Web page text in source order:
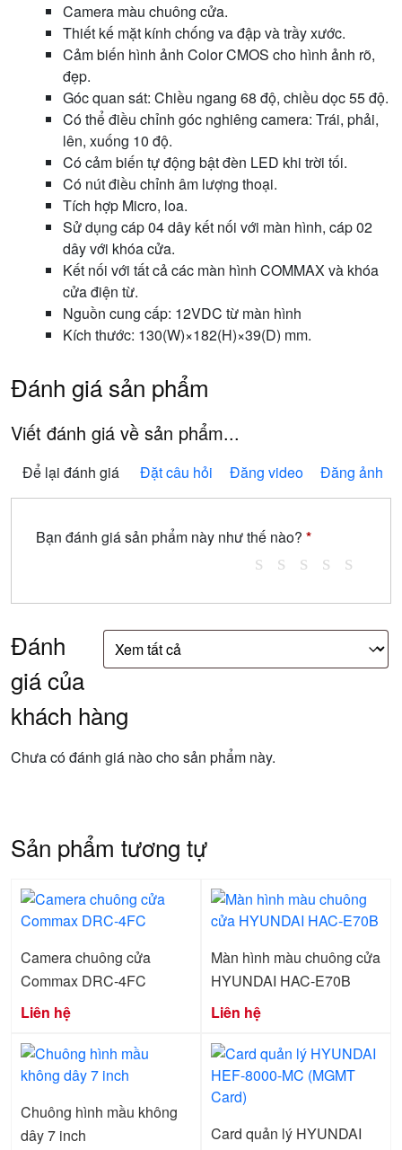
Camera màu chuông cửa.
Thiết kế mặt kính chống va đập và trầy xước.
Cảm biến hình ảnh Color CMOS cho hình ảnh rõ,
đẹp.
Góc quan sát: Chiều ngang 68 độ, chiều dọc 55 độ.
Có thể điều chỉnh góc nghiêng camera: Trái, phải,
lên, xuống 10 độ.
Có cảm biến tự động bật đèn LED khi trời tối.
Có nút điều chỉnh âm lượng thoại.
Tích hợp Micro, loa.
Sử dụng cáp 04 dây kết nối với màn hình, cáp 02
dây với khóa cửa.
Kết nối với tất cả các màn hình COMMAX và khóa
cửa điện từ.
Nguồn cung cấp: 12VDC từ màn hình
Kích thước: 130(W)×182(H)×39(D) mm.
Đánh giá sản phẩm
Viết đánh giá về sản phẩm...
Để lại đánh giá Đặt câu hỏi Đăng video Đăng ảnh
Bạn đánh giá sản phẩm này như thế nào? *
Đánh
giá của
khách hàng
Chưa có đánh giá nào cho sản phẩm này.
Sản phẩm tương tự
Camera chuông cửa
Commax DRC-4FC
Liên hệ
Màn hình màu chuông cửa
HYUNDAI HAC-E70B
Liên hệ
Chuông hình mầu không
dây 7 inch
Card quản lý HYUNDAI